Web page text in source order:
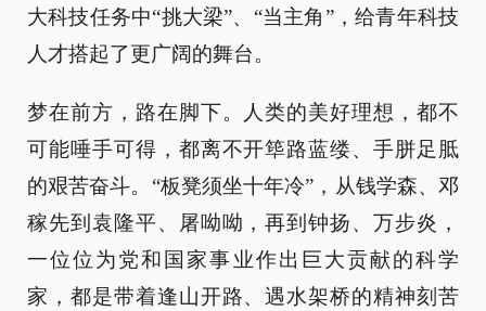
大科技任务中“挑大梁”、“当主角”，给青年科技
人才搭起了更广阔的舞台。
梦在前方，路在脚下。人类的美好理想，都不
可能唾手可得，都离不开筚路蓝缕、手胼足胝
的艰苦奋斗。“板凳须坐十年冷”，从钱学森、邓
稼先到袁隆平、屠呦呦，再到钟扬、万步炎，
一位位为党和国家事业作出巨大贡献的科学
家，都是带着逢山开路、遇水架桥的精神刻苦